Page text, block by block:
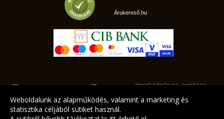
Árukereső.hu
marketplace partner
Weboldalunk az alapműködés, valamint a marketing és
statisztika céljából sütiket használ.